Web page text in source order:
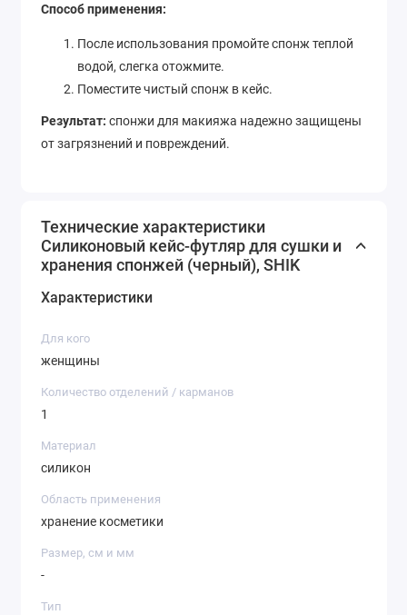
Способ применения:
После использования промойте спонж теплой
водой, слегка отожмите.
Поместите чистый спонж в кейс.
Результат: спонжи для макияжа надежно защищены
от загрязнений и повреждений.
Технические характеристики
Силиконовый кейс-футляр для сушки и
хранения спонжей (черный), SHIK
Характеристики
Для кого
женщины
Количество отделений / карманов
1
Материал
силикон
Область применения
хранение косметики
Размер, см и мм
-
Тип